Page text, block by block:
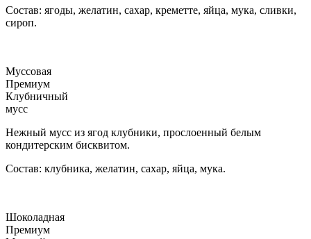
Состав: ягоды, желатин, сахар, креметте, яйца, мука, сливки,
сироп.
Муссовая
Премиум
Клубничный
мусс
Нежный мусс из ягод клубники, прослоенный белым
кондитерским бисквитом.
Состав: клубника, желатин, сахар, яйца, мука.
Шоколадная
Премиум